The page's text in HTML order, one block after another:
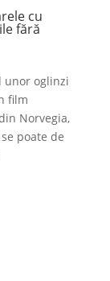
cu
fără
unor oglinzi
film
Norvegia,
poate de